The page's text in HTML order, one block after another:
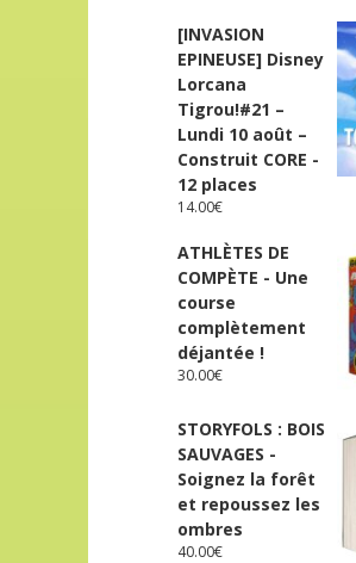
[INVASION
EPINEUSE] Disney
Lorcana
Tigrou!#21 –
Lundi 10 août –
Construit CORE -
12 places
14.00€
ATHLÈTES DE
COMPÈTE - Une
course
complètement
déjantée !
30.00€
STORYFOLS : BOIS
SAUVAGES -
Soignez la forêt
et repoussez les
ombres
40.00€